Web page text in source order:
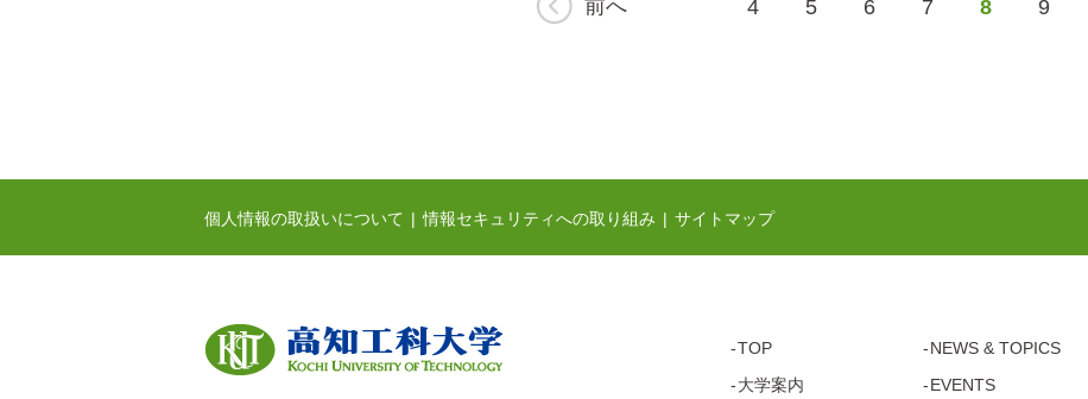
前へ 4 5 6 7 8 9
個人情報の取扱いについて 情報セキュリティへの取り組み サイトマップ
TOP
大学案内
NEWS & TOPICS
EVENTS